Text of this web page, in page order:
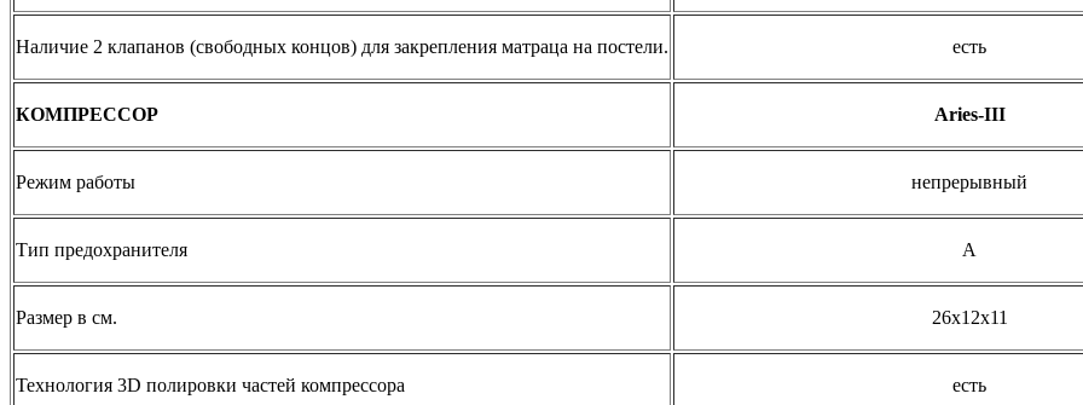
Наличие 2 клапанов (свободных концов) для закрепления матраца на постели. есть
КОМПРЕССОР Aries-III
Режим работы непрерывный
Тип предохранителя А
Размер в см. 26х12х11
Технология 3D полировки частей компрессора есть